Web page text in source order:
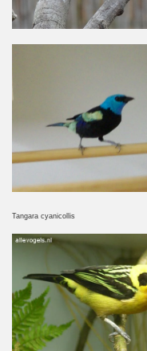
Tangara cyanicollis